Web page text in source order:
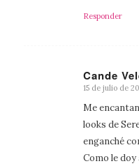
Responder
Cande
Dice:
15 de julio de
Me
looks de
enganché
Como le